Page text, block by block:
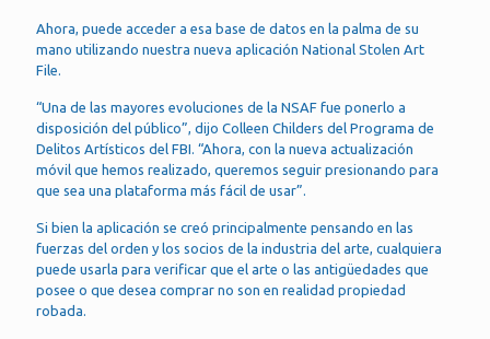
Ahora, puede acceder a esa base de datos en la palma de su
mano utilizando nuestra nueva aplicación National Stolen Art
File.
“Una de las mayores evoluciones de la NSAF fue ponerlo a
disposición del público”, dijo Colleen Childers del Programa de
Delitos Artísticos del FBI. “Ahora, con la nueva actualización
móvil que hemos realizado, queremos seguir presionando para
que sea una plataforma más fácil de usar”.
Si bien la aplicación se creó principalmente pensando en las
fuerzas del orden y los socios de la industria del arte, cualquiera
puede usarla para verificar que el arte o las antigüedades que
posee o que desea comprar no son en realidad propiedad
robada.